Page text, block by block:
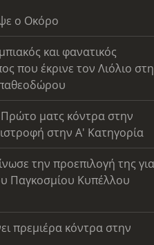
ο Οκόρο
και φανατικός
που έκρινε τον Λιόλιο στη
ματς κόντρα στην
στην Α' Κατηγορία
την προεπιλογή της για
Παγκοσμίου Κυπέλλου
πρεμιέρα κόντρα στην